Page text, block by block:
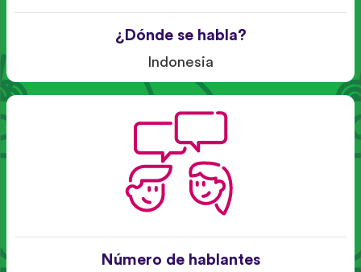
¿Dónde se habla?
Indonesia
Número de hablantes